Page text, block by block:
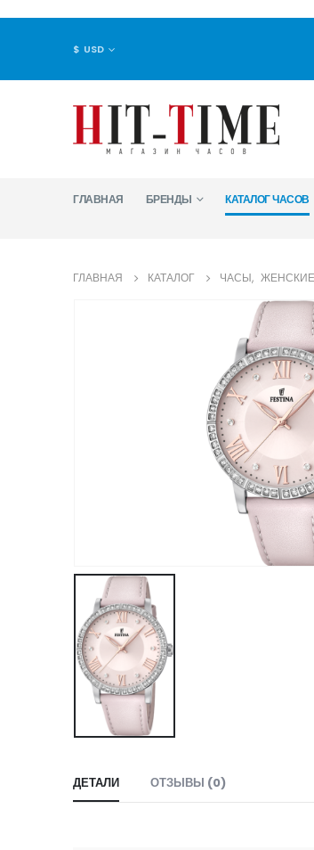
$ USD
ГЛАВНАЯ БРЕНДЫ КАТАЛОГ ЧАСОВ
ГЛАВНАЯ КАТАЛОГ ЧАСЫ,
ДЕТАЛИ ОТЗЫВЫ (0)